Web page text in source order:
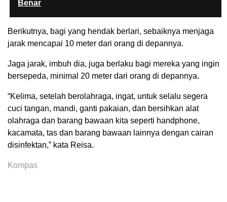
Benar
Berikutnya, bagi yang hendak berlari, sebaiknya menjaga
jarak mencapai 10 meter dari orang di depannya.
Jaga jarak, imbuh dia, juga berlaku bagi mereka yang ingin
bersepeda, minimal 20 meter dari orang di depannya.
“Kelima, setelah berolahraga, ingat, untuk selalu segera
cuci tangan, mandi, ganti pakaian, dan bersihkan alat
olahraga dan barang bawaan kita seperti handphone,
kacamata, tas dan barang bawaan lainnya dengan cairan
disinfektan,” kata Reisa.
Kompas